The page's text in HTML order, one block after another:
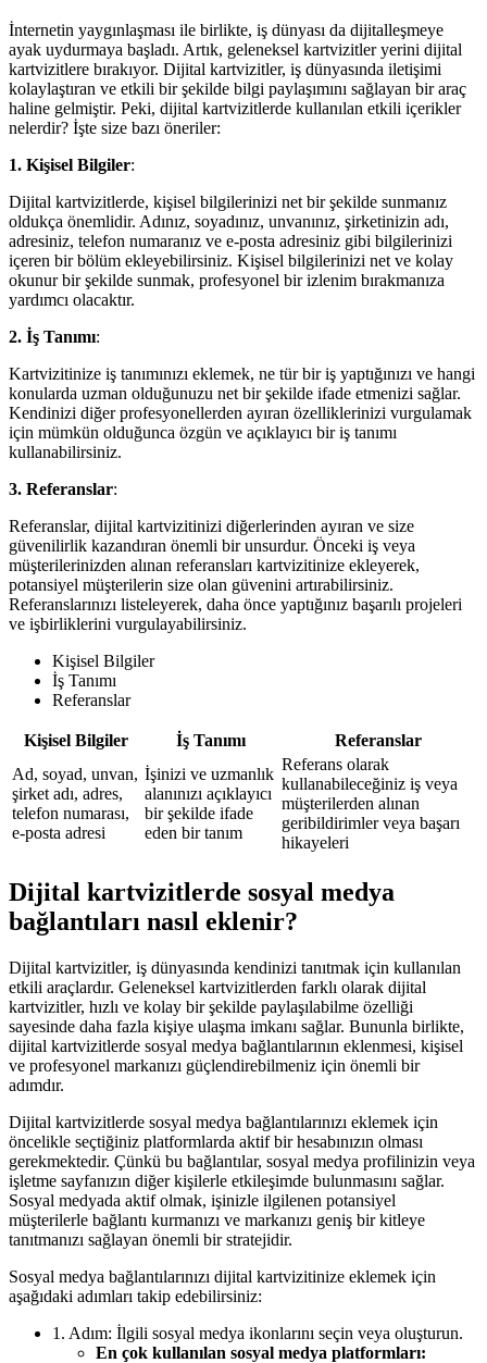
İnternetin yaygınlaşması ile birlikte, iş dünyası da dijitalleşmeye
ayak uydurmaya başladı. Artık, geleneksel kartvizitler yerini dijital
kartvizitlere bırakıyor. Dijital kartvizitler, iş dünyasında iletişimi
kolaylaştıran ve etkili bir şekilde bilgi paylaşımını sağlayan bir araç
haline gelmiştir. Peki, dijital kartvizitlerde kullanılan etkili içerikler
nelerdir? İşte size bazı öneriler:
1. Kişisel Bilgiler:
Dijital kartvizitlerde, kişisel bilgilerinizi net bir şekilde sunmanız
oldukça önemlidir. Adınız, soyadınız, unvanınız, şirketinizin adı,
adresiniz, telefon numaranız ve e-posta adresiniz gibi bilgilerinizi
içeren bir bölüm ekleyebilirsiniz. Kişisel bilgilerinizi net ve kolay
okunur bir şekilde sunmak, profesyonel bir izlenim bırakmanıza
yardımcı olacaktır.
2. İş Tanımı:
Kartvizitinize iş tanımınızı eklemek, ne tür bir iş yaptığınızı ve hangi
konularda uzman olduğunuzu net bir şekilde ifade etmenizi sağlar.
Kendinizi diğer profesyonellerden ayıran özelliklerinizi vurgulamak
için mümkün olduğunca özgün ve açıklayıcı bir iş tanımı
kullanabilirsiniz.
3. Referanslar:
Referanslar, dijital kartvizitinizi diğerlerinden ayıran ve size
güvenilirlik kazandıran önemli bir unsurdur. Önceki iş veya
müşterilerinizden alınan referansları kartvizitinize ekleyerek,
potansiyel müşterilerin size olan güvenini artırabilirsiniz.
Referanslarınızı listeleyerek, daha önce yaptığınız başarılı projeleri
ve işbirliklerini vurgulayabilirsiniz.
Kişisel Bilgiler
İş Tanımı
Referanslar
Kişisel Bilgiler İş Tanımı
Referanslar
Ad, soyad, unvan,
şirket adı, adres,
telefon numarası,
e-posta adresi
İşinizi ve uzmanlık
alanınızı açıklayıcı
bir şekilde ifade
eden bir tanım
Referans olarak
kullanabileceğiniz iş veya
müşterilerden alınan
geribildirimler veya başarı
hikayeleri
Dijital kartvizitlerde sosyal medya
bağlantıları nasıl eklenir?
Dijital kartvizitler, iş dünyasında kendinizi tanıtmak için kullanılan
etkili araçlardır. Geleneksel kartvizitlerden farklı olarak dijital
kartvizitler, hızlı ve kolay bir şekilde paylaşılabilme özelliği
sayesinde daha fazla kişiye ulaşma imkanı sağlar. Bununla birlikte,
dijital kartvizitlerde sosyal medya bağlantılarının eklenmesi, kişisel
ve profesyonel markanızı güçlendirebilmeniz için önemli bir
adımdır.
Dijital kartvizitlerde sosyal medya bağlantılarınızı eklemek için
öncelikle seçtiğiniz platformlarda aktif bir hesabınızın olması
gerekmektedir. Çünkü bu bağlantılar, sosyal medya profilinizin veya
işletme sayfanızın diğer kişilerle etkileşimde bulunmasını sağlar.
Sosyal medyada aktif olmak, işinizle ilgilenen potansiyel
müşterilerle bağlantı kurmanızı ve markanızı geniş bir kitleye
tanıtmanızı sağlayan önemli bir stratejidir.
Sosyal medya bağlantılarınızı dijital kartvizitinize eklemek için
aşağıdaki adımları takip edebilirsiniz:
1. Adım: İlgili sosyal medya ikonlarını seçin veya oluşturun.
En çok kullanılan sosyal medya platformları: